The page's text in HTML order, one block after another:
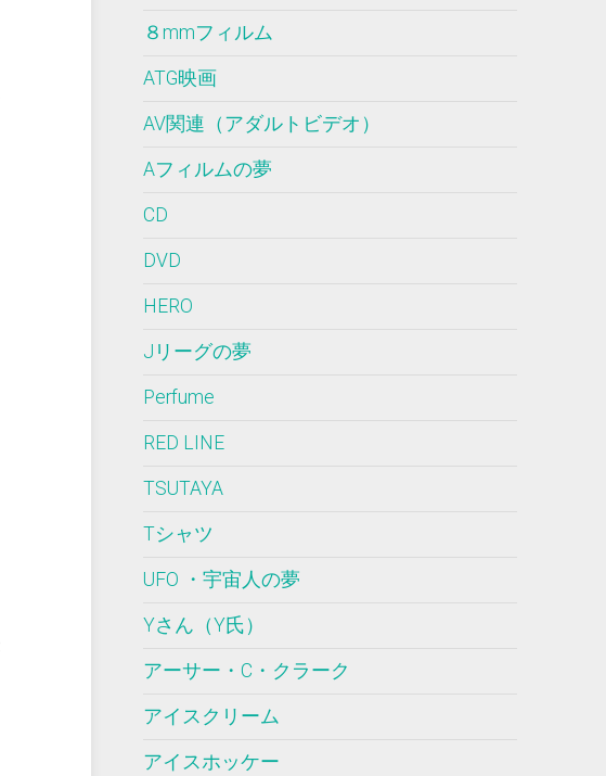
８mmフィルム
ATG映画
AV関連（アダルトビデオ）
Aフィルムの夢
CD
DVD
HERO
Jリーグの夢
Perfume
RED LINE
TSUTAYA
Tシャツ
UFO ・宇宙人の夢
Yさん（Y氏）
アーサー・C・クラーク
アイスクリーム
アイスホッケー